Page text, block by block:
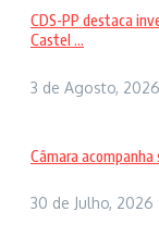
CDS-PP destaca
Castel ...
3 de Agosto, 2026
Câmara
30 de Julho, 2026